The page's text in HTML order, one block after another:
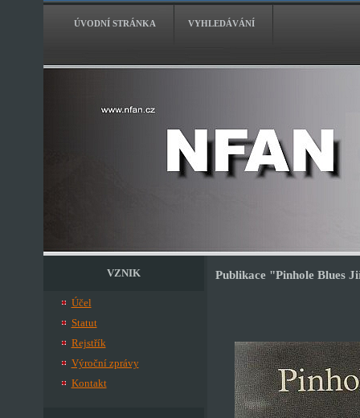
ÚVODNÍ STRÁNKA VYHLEDÁVÁNÍ
VZNIK
Účel
Statut
Rejstřík
Výroční zprávy
Kontakt
Publikace "Pinhole Blues